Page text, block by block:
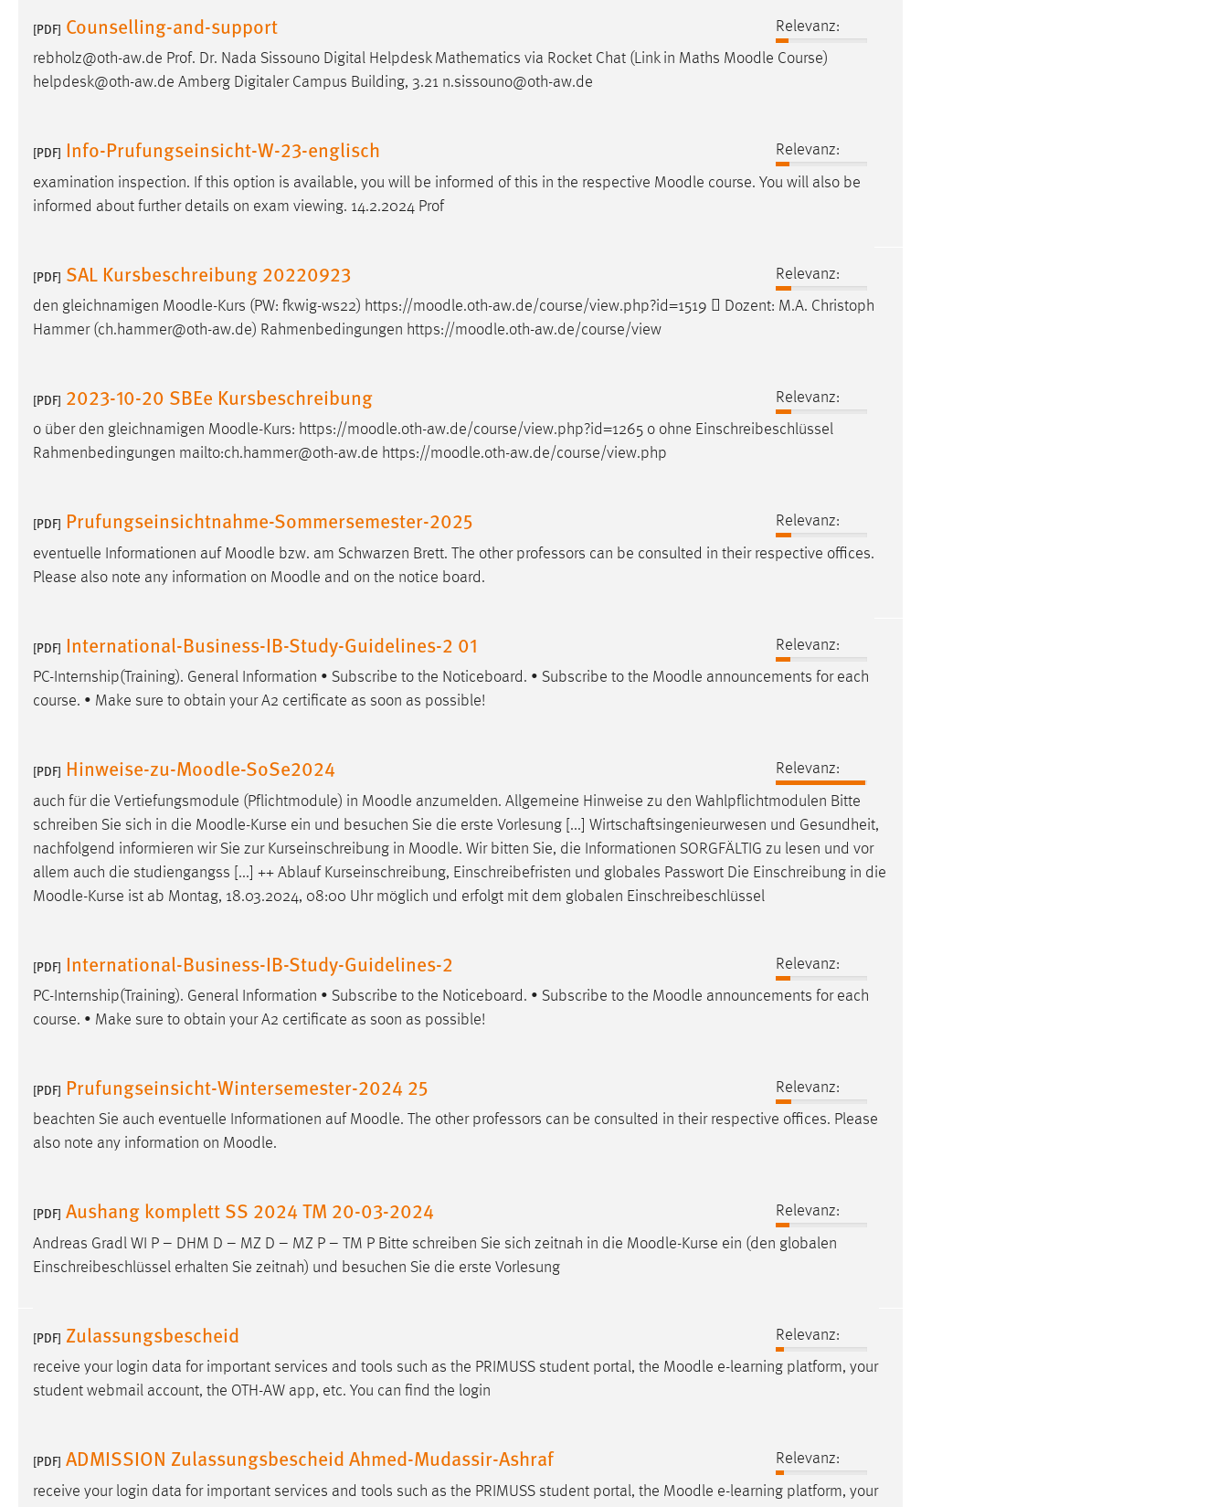
[PDF] Counselling-and-support
Relevanz:
rebholz@oth-aw.de Prof. Dr. Nada Sissouno Digital Helpdesk Mathematics via Rocket Chat (Link in Maths Moodle Course)
helpdesk@oth-aw.de Amberg Digitaler Campus Building, 3.21 n.sissouno@oth-aw.de
[PDF] Info-Prufungseinsicht-W-23-englisch
Relevanz:
examination inspection. If this option is available, you will be informed of this in the respective Moodle course. You will also be
informed about further details on exam viewing. 14.2.2024 Prof
[PDF] SAL Kursbeschreibung 20220923
Relevanz:
den gleichnamigen Moodle-Kurs (PW: fkwig-ws22) https://moodle.oth-aw.de/course/view.php?id=1519  Dozent: M.A. Christoph
Hammer (ch.hammer@oth-aw.de) Rahmenbedingungen https://moodle.oth-aw.de/course/view
[PDF] 2023-10-20 SBEe Kursbeschreibung
Relevanz:
o über den gleichnamigen Moodle-Kurs: https://moodle.oth-aw.de/course/view.php?id=1265 o ohne Einschreibeschlüssel
Rahmenbedingungen mailto:ch.hammer@oth-aw.de https://moodle.oth-aw.de/course/view.php
[PDF] Prufungseinsichtnahme-Sommersemester-2025
Relevanz:
eventuelle Informationen auf Moodle bzw. am Schwarzen Brett. The other professors can be consulted in their respective offices.
Please also note any information on Moodle and on the notice board.
[PDF] International-Business-IB-Study-Guidelines-2 01
Relevanz:
PC-Internship(Training). General Information • Subscribe to the Noticeboard. • Subscribe to the Moodle announcements for each
course. • Make sure to obtain your A2 certificate as soon as possible!
[PDF] Hinweise-zu-Moodle-SoSe2024
Relevanz:
auch für die Vertiefungsmodule (Pflichtmodule) in Moodle anzumelden. Allgemeine Hinweise zu den Wahlpflichtmodulen Bitte
schreiben Sie sich in die Moodle-Kurse ein und besuchen Sie die erste Vorlesung [...] Wirtschaftsingenieurwesen und Gesundheit,
nachfolgend informieren wir Sie zur Kurseinschreibung in Moodle. Wir bitten Sie, die Informationen SORGFÄLTIG zu lesen und vor
allem auch die studiengangss [...] ++ Ablauf Kurseinschreibung, Einschreibefristen und globales Passwort Die Einschreibung in die
Moodle-Kurse ist ab Montag, 18.03.2024, 08:00 Uhr möglich und erfolgt mit dem globalen Einschreibeschlüssel
[PDF] International-Business-IB-Study-Guidelines-2
Relevanz:
PC-Internship(Training). General Information • Subscribe to the Noticeboard. • Subscribe to the Moodle announcements for each
course. • Make sure to obtain your A2 certificate as soon as possible!
[PDF] Prufungseinsicht-Wintersemester-2024 25
Relevanz:
beachten Sie auch eventuelle Informationen auf Moodle. The other professors can be consulted in their respective offices. Please
also note any information on Moodle.
[PDF] Aushang komplett SS 2024 TM 20-03-2024
Relevanz:
Andreas Gradl WI P – DHM D – MZ D – MZ P – TM P Bitte schreiben Sie sich zeitnah in die Moodle-Kurse ein (den globalen
Einschreibeschlüssel erhalten Sie zeitnah) und besuchen Sie die erste Vorlesung
[PDF] Zulassungsbescheid
Relevanz:
receive your login data for important services and tools such as the PRIMUSS student portal, the Moodle e-learning platform, your
student webmail account, the OTH-AW app, etc. You can find the login
[PDF] ADMISSION Zulassungsbescheid Ahmed-Mudassir-Ashraf
Relevanz:
receive your login data for important services and tools such as the PRIMUSS student portal, the Moodle e-learning platform, your
MARKETING
Sie tun dies, indem sie Besucher über Websites
hinweg verfolgen.
Anbieter: Google Ireland Limited
Zweck: Conversion-Tracking
Facebook Pixel
Name: _fbp
Zweck: Conversion-Tracking
Cookie Laufzeit: 3 Monate
EXTERNE MEDIEN
Plattformen anzeigen zu können, werden von diesen
externen Medien Cookies gesetzt.
Vimeo